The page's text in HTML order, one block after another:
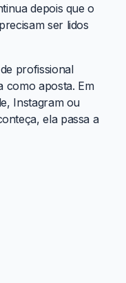
depois que o
ser lidos
profissional
como aposta. Em
Instagram ou
ela passa a